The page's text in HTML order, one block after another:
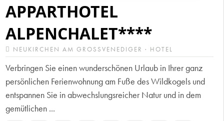
APPARTHOTEL
ALPENCHALET****
NEUKIRCHEN AM GROSSVENEDIGER · HOTEL
Verbringen Sie einen wunderschönen Urlaub in Ihrer ganz
persönlichen Ferienwohnung am Fuße des Wildkogels und
entspannen Sie in abwechslungsreicher Natur und in dem
gemütlichen ...